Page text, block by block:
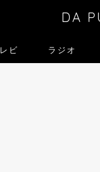
DA
ビ ラジオ